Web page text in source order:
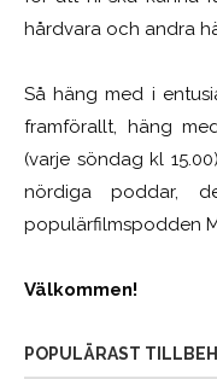
hårdvara och andra
Så häng med i
framförallt, häng
(varje söndag kl
nördiga poddar,
populärfilmspodden
Välkommen!
POPULÄRAST